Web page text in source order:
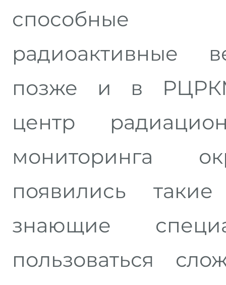
способные
радиоактивные
позже и в РЦРКМ
центр
мониторинга
появились
знающие
пользоваться